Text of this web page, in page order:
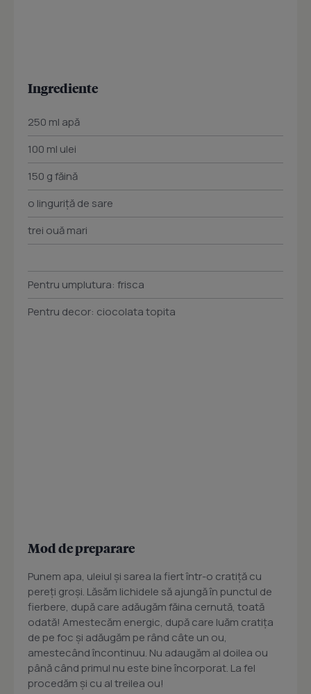
Ingrediente
250 ml apă
100 ml ulei
150 g făină
o linguriţă de sare
trei ouă mari
Pentru umplutura: frisca
Pentru decor: ciocolata topita
Mod de preparare
Punem apa, uleiul şi sarea la fiert într-o cratiţă cu
pereţi groşi. Lăsăm lichidele să ajungă în punctul de
fierbere, după care adăugăm făina cernută, toată
odată! Amestecăm energic, după care luăm cratiţa
de pe foc şi adăugăm pe rând câte un ou,
amestecând încontinuu. Nu adaugăm al doilea ou
până când primul nu este bine încorporat. La fel
procedăm şi cu al treilea ou!